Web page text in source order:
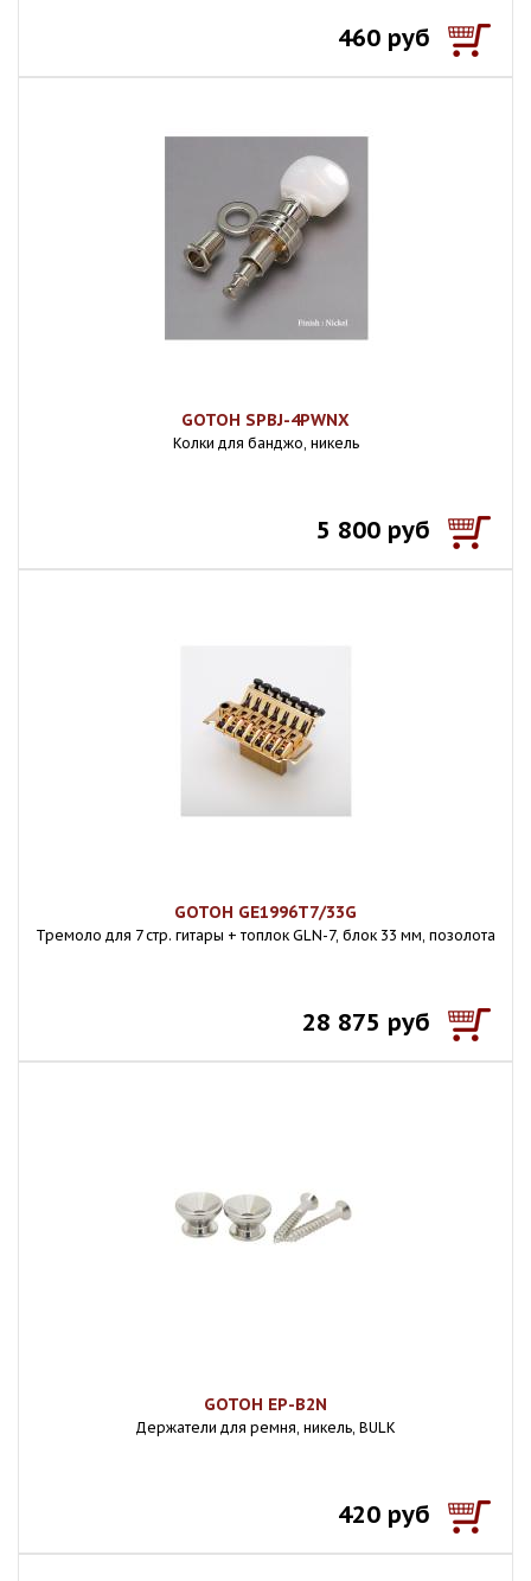
460 руб
GOTOH SPBJ-4PWNX
Колки для банджо, никель
5 800 руб
GOTOH GE1996T7/33G
Тремоло для 7 стр. гитары + топлок GLN-7, блок 33 мм, позолота
28 875 руб
GOTOH EP-B2N
Держатели для ремня, никель, BULK
420 руб